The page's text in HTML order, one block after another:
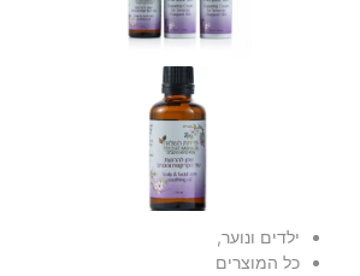
ילדים ונוער,
כל המוצרים